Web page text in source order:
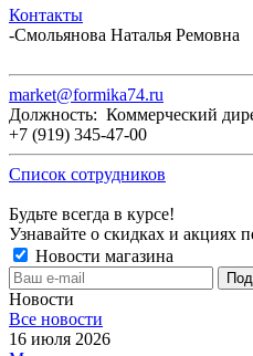
Контакты
-Смольянова Наталья Ремовна
market@formika74.ru
Должность: Коммерческий
+7 (919) 345-47-00
Список сотрудников
Будьте всегда в курсе!
Узнавайте о скидках и акциях
Новости магазина
Новости
Все новости
16 июля 2026